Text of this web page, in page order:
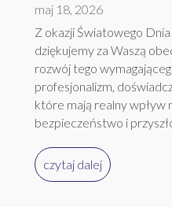
maj 18, 2026
Z okazji Światowego
dziękujemy za Waszą
rozwój tego
profesjonalizm,
które mają realny wpływ
bezpieczeństwo i
czytaj dalej